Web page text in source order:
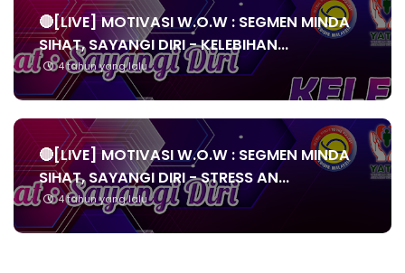
🔴[LIVE] MOTIVASI W.O.W : SEGMEN MINDA
SIHAT, SAYANGI DIRI - KELEBIHAN...
4 tahun yang lalu
🔴[LIVE] MOTIVASI W.O.W : SEGMEN MINDA
SIHAT, SAYANGI DIRI - STRESS AN...
4 tahun yang lalu